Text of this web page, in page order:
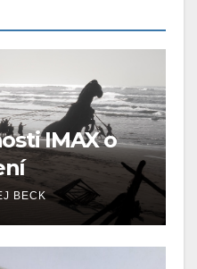
IMAX o
BECK